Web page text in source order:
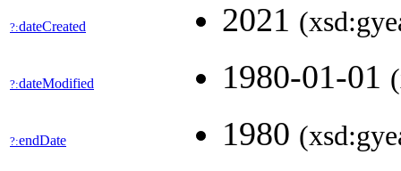
?:dateCreated 2021
?:dateModified 1980-01-01
?:endDate 1980